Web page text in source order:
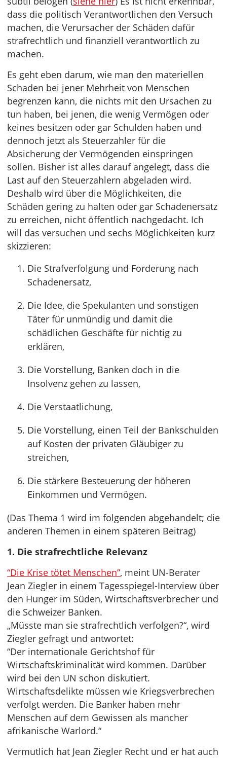
dass die politisch Verantwortlichen den Versuch
machen, die Verursacher der Schäden dafür
strafrechtlich und finanziell verantwortlich zu
machen.
Es geht eben darum, wie man den materiellen
Schaden bei jener Mehrheit von Menschen
begrenzen kann, die nichts mit den Ursachen zu
tun haben, bei jenen, die wenig Vermögen oder
keines besitzen oder gar Schulden haben und
dennoch jetzt als Steuerzahler für die
Absicherung der Vermögenden einspringen
sollen. Bisher ist alles darauf angelegt, dass die
Last auf den Steuerzahlern abgeladen wird.
Deshalb wird über die Möglichkeiten, die
Schäden gering zu halten oder gar Schadenersatz
zu erreichen, nicht öffentlich nachgedacht. Ich
will das versuchen und sechs Möglichkeiten kurz
skizzieren:
Die Strafverfolgung und Forderung nach
Schadenersatz,
Die Idee, die Spekulanten und sonstigen
Täter für unmündig und damit die
schädlichen Geschäfte für nichtig zu
erklären,
Die Vorstellung, Banken doch in die
Insolvenz gehen zu lassen,
Die Verstaatlichung,
Die Vorstellung, einen Teil der Bankschulden
auf Kosten der privaten Gläubiger zu
streichen,
Die stärkere Besteuerung der höheren
Einkommen und Vermögen.
(Das Thema 1 wird im folgenden abgehandelt; die
anderen Themen in einem späteren Beitrag)
1. Die strafrechtliche Relevanz
“Die Krise tötet Menschen”, meint UN-Berater
Jean Ziegler in einem Tagesspiegel-Interview über
den Hunger im Süden, Wirtschaftsverbrecher und
die Schweizer Banken.
„Müsste man sie strafrechtlich verfolgen?“, wird
Ziegler gefragt und antwortet:
“Der internationale Gerichtshof für
Wirtschaftskriminalität wird kommen. Darüber
wird bei den UN schon diskutiert.
Wirtschaftsdelikte müssen wie Kriegsverbrechen
verfolgt werden. Die Banker haben mehr
Menschen auf dem Gewissen als mancher
afrikanische Warlord.“
Vermutlich hat Jean Ziegler Recht und er hat auch